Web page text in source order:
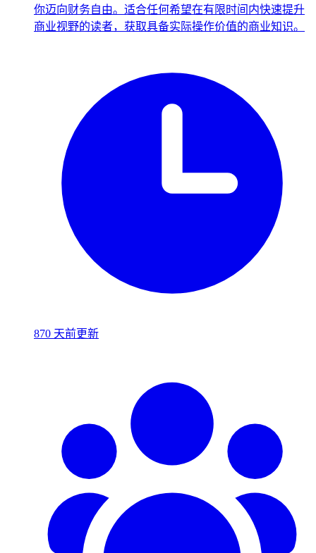
你迈向财务自由。适合任何希望在有限时间内快速提升
商业视野的读者，获取具备实际操作价值的商业知识。
870 天前更新